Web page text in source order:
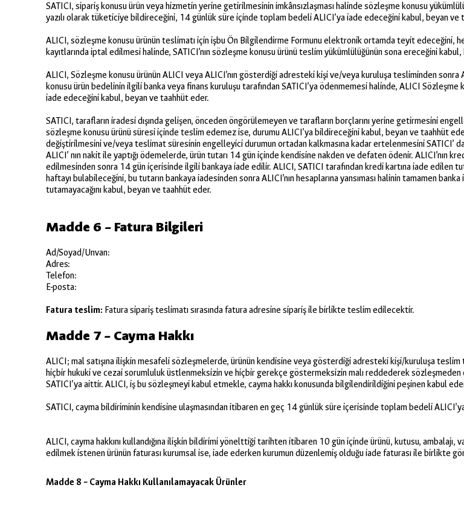
SATICI, sipariş konusu ürün veya hizmetin yerine getirilmesinin imkânsızlaşması halinde sözleşme konusu
yazılı olarak tüketiciye bildireceğini, 14 günlük süre içinde toplam bedeli ALICI’ya iade edeceğini kabul, beyan ve
ALICI, sözleşme konusu ürünün teslimatı için işbu Ön Bilgilendirme Formunu elektronik ortamda teyit edeceğini,
kayıtlarında iptal edilmesi halinde, SATICI’nın sözleşme konusu ürünü teslim yükümlülüğünün sona ereceğini
ALICI, Sözleşme konusu ürünün ALICI veya ALICI’nın gösterdiği adresteki kişi ve/veya kuruluşa tesliminden sonra
konusu ürün bedelinin ilgili banka veya finans kuruluşu tarafından SATICI’ya ödenmemesi halinde, ALICI
iade edeceğini kabul, beyan ve taahhüt eder.
SATICI, tarafların iradesi dışında gelişen, önceden öngörülemeyen ve tarafların borçlarını yerine getirmesini
sözleşme konusu ürünü süresi içinde teslim edemez ise, durumu ALICI’ya bildireceğini kabul, beyan ve taahhüt
değiştirilmesini ve/veya teslimat süresinin engelleyici durumun ortadan kalkmasına kadar ertelenmesini SATICI’
ALICI’ nın nakit ile yaptığı ödemelerde, ürün tutarı 14 gün içinde kendisine nakden ve defaten ödenir. ALICI’nın
edilmesinden sonra 14 gün içerisinde ilgili bankaya iade edilir. ALICI, SATICI tarafından kredi kartına iade edilen
haftayı bulabileceğini, bu tutarın bankaya iadesinden sonra ALICI’nın hesaplarına yansıması halinin tamamen
tutamayacağını kabul, beyan ve taahhüt eder.
Madde 6 – Fatura Bilgileri
Ad/Soyad/Unvan:
Adres:
Telefon:
E-posta:
Fatura teslim: Fatura sipariş teslimatı sırasında fatura adresine sipariş ile birlikte teslim edilecektir.
Madde 7 – Cayma Hakkı
ALICI; mal satışına ilişkin mesafeli sözleşmelerde, ürünün kendisine veya gösterdiği adresteki kişi/kuruluşa
hiçbir hukuki ve cezai sorumluluk üstlenmeksizin ve hiçbir gerekçe göstermeksizin malı reddederek sözleşmeden
SATICI’ya aittir. ALICI, iş bu sözleşmeyi kabul etmekle, cayma hakkı konusunda bilgilendirildiğini peşinen kabul
SATICI, cayma bildiriminin kendisine ulaşmasından itibaren en geç 14 günlük süre içerisinde toplam bedeli
ALICI, cayma hakkını kullandığına ilişkin bildirimi yönelttiği tarihten itibaren 10 gün içinde ürünü, kutusu,
edilmek istenen ürünün faturası kurumsal ise, iade ederken kurumun düzenlemiş olduğu iade faturası ile birlikte
Madde 8 – Cayma Hakkı Kullanılamayacak Ürünler